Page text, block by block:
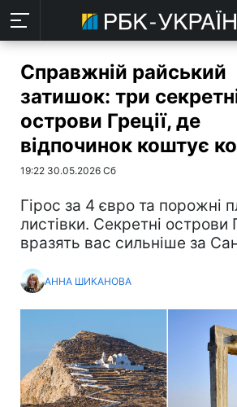
Справжній райський
затишок: три
острови Греції, де
відпочинок коштує
19:22 30.05.2026 Сб
Гірос за 4 євро та порожні
листівки. Секретні острови
вразять вас сильніше за
АННА ШИКАНОВА